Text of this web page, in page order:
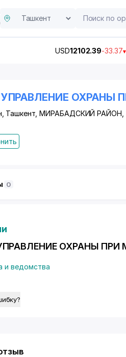
USD12102.39-33.37
ОХРАНЫ
Ташкент, МИРАБАДСКИЙ РАЙОН
0
ОХРАНЫ ПРИ
и ведомства